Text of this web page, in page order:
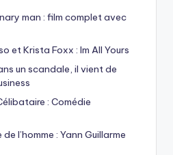
man : film complet avec
et Krista Foxx : Im All Yours
un scandale, il vient de
: Comédie
l’homme : Yann Guillarme